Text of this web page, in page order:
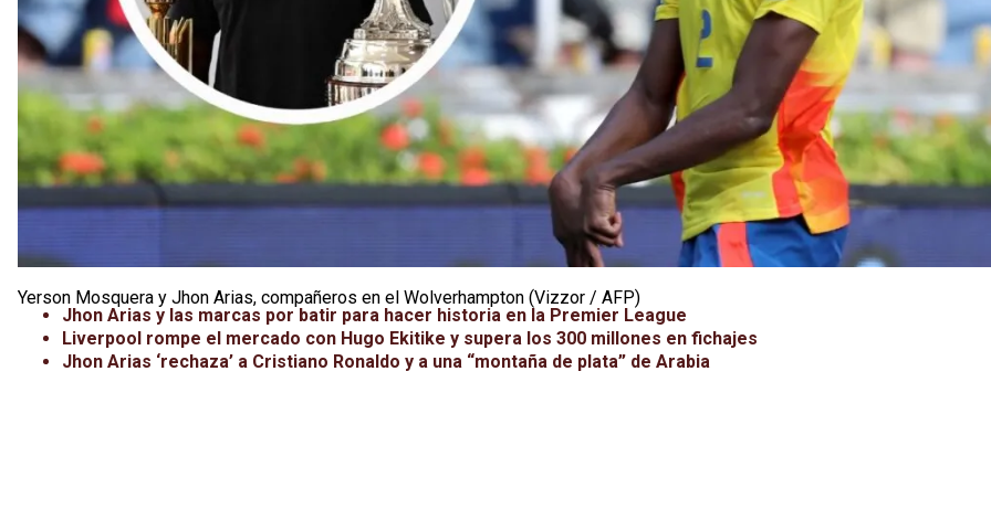
Yerson Mosquera y Jhon Arias, compañeros en el Wolverhampton (Vizzor / AFP)
Jhon Arias y las marcas por batir para hacer historia en la Premier League
Liverpool rompe el mercado con Hugo Ekitike y supera los 300 millones en fichajes
Jhon Arias ‘rechaza’ a Cristiano Ronaldo y a una “montaña de plata” de Arabia